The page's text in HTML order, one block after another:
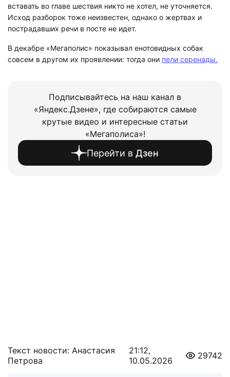
вставать во главе шествия никто не хотел, не уточняется.
Исход разборок тоже неизвестен, однако о жертвах и
пострадавших речи в посте не идет.
В декабре «Мегаполис» показывал енотовидных собак
совсем в другом их проявлении: тогда они пели серенады.
Подписывайтесь на наш канал в
«Яндекс.Дзене», где собираются самые
крутые видео и интересные статьи
«Мегаполиса»!
Перейти в Дзен
Текст новости: Анастасия
Петрова
21:12,
10.05.2026
29742